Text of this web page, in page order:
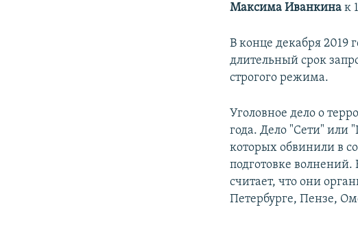
Максима Иванкина к
В конце декабря 2019
длительный срок
строгого режима.
Уголовное дело о
года. Дело "Сети" или
которых обвинили в
подготовке
считает, что они
Петербурге, Пензе,